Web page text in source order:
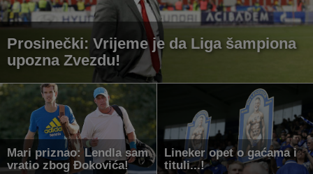
Prosinečki: Vrijeme je da Liga šampiona
upozna Zvezdu!
Mari priznao: Lendla sam
vratio zbog Đokovića!
Lineker opet o gaćama i
tituli...!